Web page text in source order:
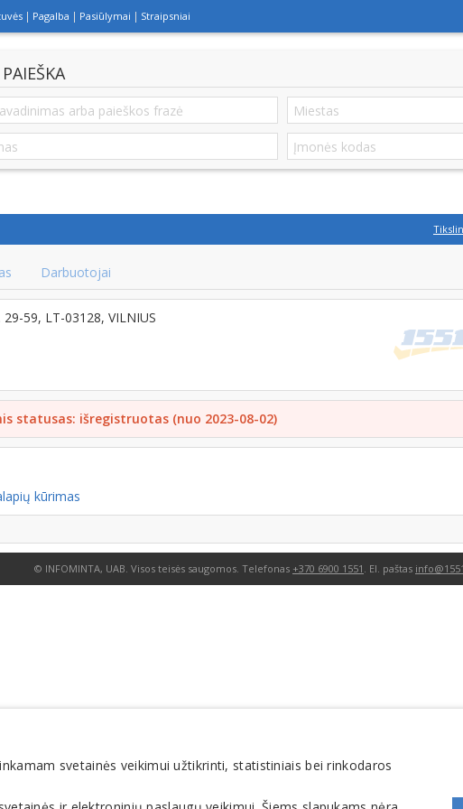
Pagalba Pasiūlymai Straipsniai
Darbuotojai
59, LT-03128, VILNIUS
statusas: išregistruotas (nuo 2023-08-02)
kūrimas
© INFOMINTA, UAB. Visos teisės saugomos. Telefonas +370 6900 1551 . El. paštas
svetainės veikimui užtikrinti, statistiniais bei rinkodaros